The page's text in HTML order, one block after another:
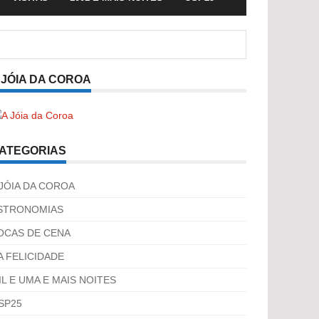
DA COROA
DA COROA
DE CENA
FELICIDADE
E UMA E MAIS NOITES